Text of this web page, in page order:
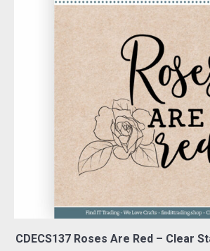
CDECS137 Roses Are Red – Clear